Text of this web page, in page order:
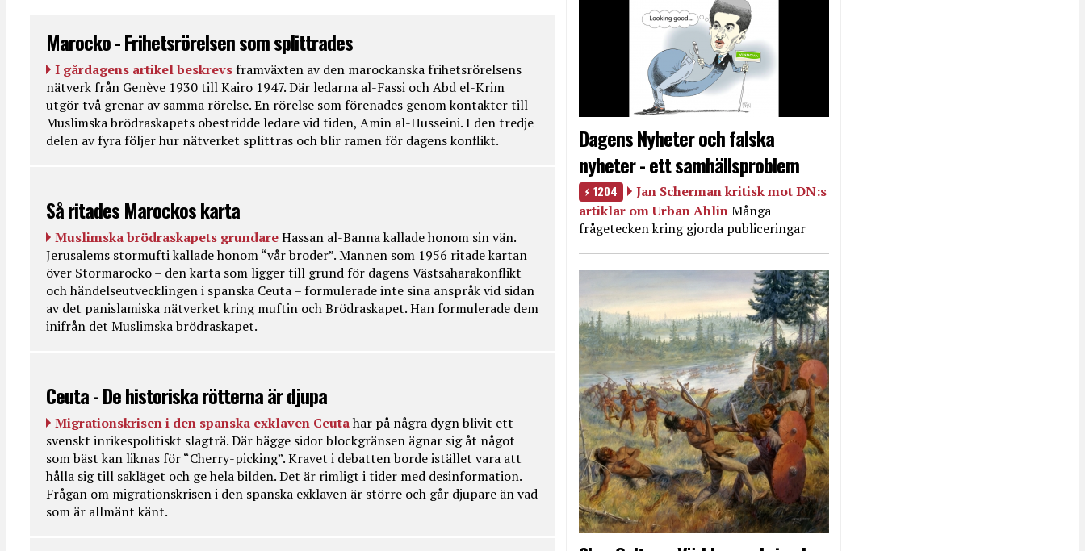
Marocko - Frihetsrörelsen som splittrades
I gårdagens artikel beskrevs framväxten av den marockanska frihetsrörelsens
nätverk från Genève 1930 till Kairo 1947. Där ledarna al-Fassi och Abd el-Krim
utgör två grenar av samma rörelse. En rörelse som förenades genom kontakter till
Muslimska brödraskapets obestridde ledare vid tiden, Amin al-Husseini. I den tredje
delen av fyra följer hur nätverket splittras och blir ramen för dagens konflikt.
Så ritades Marockos karta
Muslimska brödraskapets grundareHassan al-Banna kallade honom sin vän.
Jerusalems stormufti kallade honom “vår broder”. Mannen som 1956 ritade kartan
över Stormarocko – den karta som ligger till grund för dagens Västsaharakonflikt
och händelseutvecklingen i spanska Ceuta – formulerade inte sina anspråk vid sidan
av det panislamiska nätverket kring muftin och Brödraskapet. Han formulerade dem
inifrån det Muslimska brödraskapet.
Ceuta - De historiska rötterna är djupa
Migrationskrisen i den spanska exklaven Ceutahar på några dygn blivit ett
svenskt inrikespolitiskt slagträ. Där bägge sidor blockgränsen ägnar sig åt något
som bäst kan liknas för “Cherry-picking”. Kravet i debatten borde istället vara att
hålla sig till sakläget och ge hela bilden. Det är rimligt i tider med desinformation.
Frågan om migrationskrisen i den spanska exklaven är större och går djupare än vad
som är allmänt känt.
Dagens Nyheter och falska
nyheter - ett samhällsproblem
1204
Jan Scherman kritisk mot DN:s
artiklar om Urban AhlinMånga
frågetecken kring gjorda publiceringar